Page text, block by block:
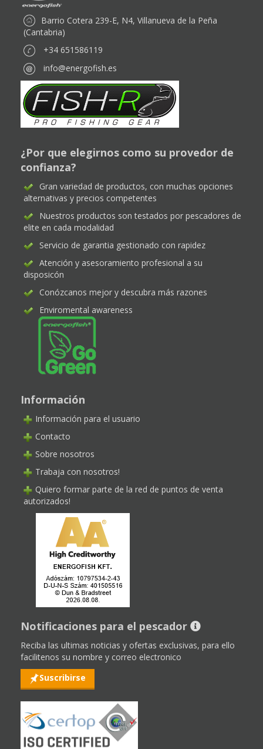
Barrio Cotera 239-E, N4, Villanueva de la Peña
(Cantabria)
+34 651586119
info@energofish.es
¿Por que elegirnos como su provedor de
confianza?
Gran variedad de productos, con muchas opciones
alternativas y precios competentes
Nuestros productos son testados por pescadores de
elite en cada modalidad
Servicio de garantia gestionado con rapidez
Atención y asesoramiento profesional a su
disposicón
Conózcanos mejor y descubra más razones
Enviromental awareness
Información
Información para el usuario
Contacto
Sobre nosotros
Trabaja con nosotros!
Quiero formar parte de la red de puntos de venta
autorizados!
Notificaciones para el pescador
Reciba las ultimas noticias y ofertas exclusivas, para ello
facilitenos su nombre y correo electronico
Suscribirse